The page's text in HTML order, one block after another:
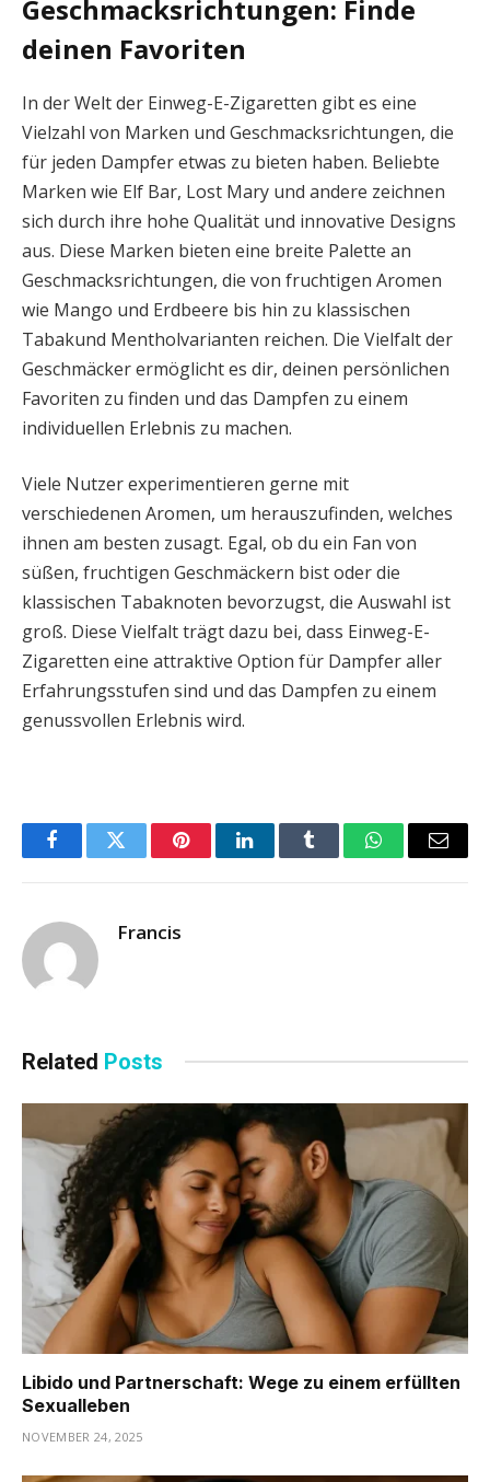
Geschmacksrichtungen: Finde
deinen Favoriten
In der Welt der Einweg-E-Zigaretten gibt es eine
Vielzahl von Marken und Geschmacksrichtungen, die
für jeden Dampfer etwas zu bieten haben. Beliebte
Marken wie Elf Bar, Lost Mary und andere zeichnen
sich durch ihre hohe Qualität und innovative Designs
aus. Diese Marken bieten eine breite Palette an
Geschmacksrichtungen, die von fruchtigen Aromen
wie Mango und Erdbeere bis hin zu klassischen
Tabakund Mentholvarianten reichen. Die Vielfalt der
Geschmäcker ermöglicht es dir, deinen persönlichen
Favoriten zu finden und das Dampfen zu einem
individuellen Erlebnis zu machen.
Viele Nutzer experimentieren gerne mit
verschiedenen Aromen, um herauszufinden, welches
ihnen am besten zusagt. Egal, ob du ein Fan von
süßen, fruchtigen Geschmäckern bist oder die
klassischen Tabaknoten bevorzugst, die Auswahl ist
groß. Diese Vielfalt trägt dazu bei, dass Einweg-E-
Zigaretten eine attraktive Option für Dampfer aller
Erfahrungsstufen sind und das Dampfen zu einem
genussvollen Erlebnis wird.
FacebookTwitter PinterestLinkedInTumblr WhatsAppEmail
Francis
Related Posts
Libido und Partnerschaft: Wege zu einem erfüllten
Sexualleben
NOVEMBER 24, 2025